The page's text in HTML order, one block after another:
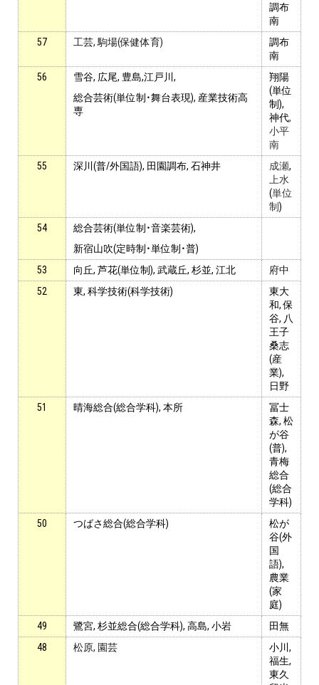
調布
南
57
工芸, 駒場(保健体育)
調布
南
56
雪谷, 広尾, 豊島,江戸川,
総合芸術(単位制・舞台表現), 産業技術高
専
翔陽
(単位
制),
神代,
小平
南
55
深川(普/外国語), 田園調布, 石神井 成瀬,
上水
(単位
制)
54
総合芸術(単位制・音楽芸術),
新宿山吹(定時制・単位制・普)
53
向丘, 芦花(単位制), 武蔵丘, 杉並, 江北
府中
52
東, 科学技術(科学技術)
東大
和, 保
谷, 八
王子
桑志
(産
業),
日野
51
晴海総合(総合学科), 本所
冨士
森, 松
が谷
(普),
青梅
総合
(総合
学科)
50
つばさ総合(総合学科)
松が
谷(外
国
語),
農業
(家
庭)
49
鷺宮, 杉並総合(総合学科), 高島, 小岩
田無
48
松原, 園芸
小川,
福生,
東久